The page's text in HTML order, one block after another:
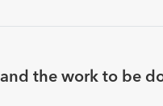
the work to be